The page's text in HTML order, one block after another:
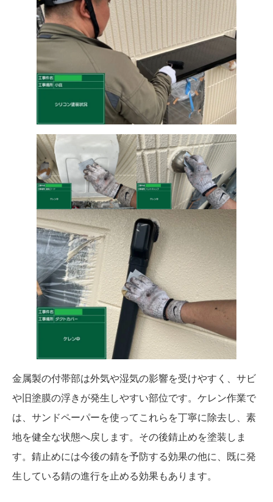
金属製の付帯部は外気や湿気の影響を受けやすく、サビ
や旧塗膜の浮きが発生しやすい部位です。ケレン作業で
は、サンドペーパーを使ってこれらを丁寧に除去し、素
地を健全な状態へ戻します。その後錆止めを塗装しま
す。錆止めには今後の錆を予防する効果の他に、既に発
生している錆の進行を止める効果もあります。